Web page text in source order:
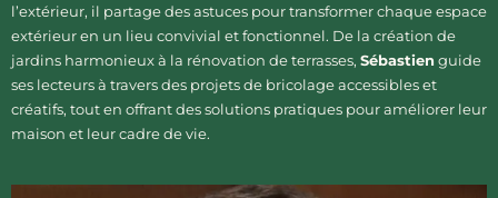
l’extérieur, il partage des astuces pour transformer chaque espace
extérieur en un lieu convivial et fonctionnel. De la création de
jardins harmonieux à la rénovation de terrasses, Sébastien guide
ses lecteurs à travers des projets de bricolage accessibles et
créatifs, tout en offrant des solutions pratiques pour améliorer leur
maison et leur cadre de vie.